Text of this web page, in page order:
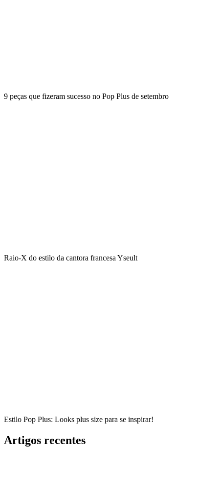
9 peças que fizeram sucesso no Pop Plus de setembro
Raio-X do estilo da cantora francesa Yseult
Estilo Pop Plus: Looks plus size para se inspirar!
Artigos recentes